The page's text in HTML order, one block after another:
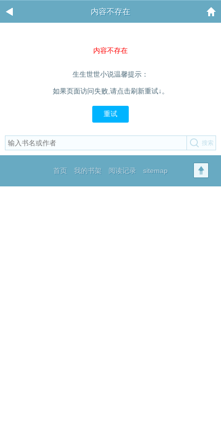
内容不存在
内容不存在
生生世世小说温馨提示：
如果页面访问失败,请点击刷新重试↓。
重试
首页 我的书架 阅读记录 sitemap